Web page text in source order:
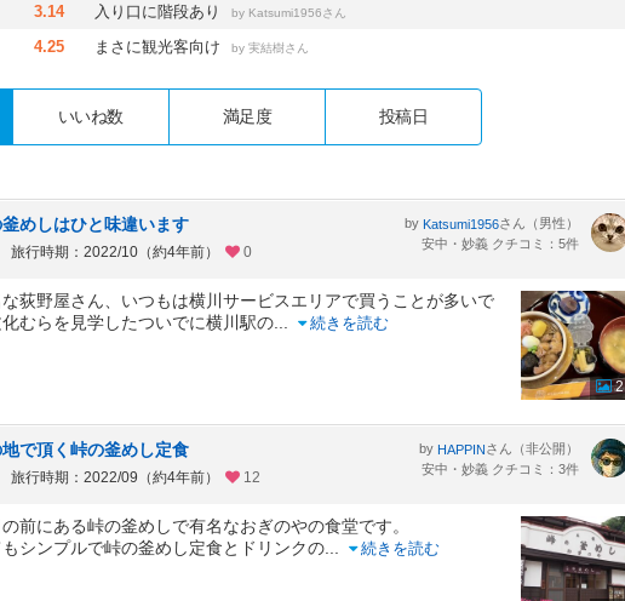
3.14 入り口に階段あり by Katsumi1956さん
4.25 まさに観光客向け by 実結樹さん
いいね数 満足度 投稿日
めしはひと味違います
旅行時期：2022/10（約4年前） 0
by Katsumi1956さん（男性）
安中・妙義 クチコミ：5件
荻野屋さん、いつもは横川サービスエリアで買うことが多いで
むらを見学したついでに横川駅の
続きを読む
2
で頂く峠の釜めし定食
旅行時期：2022/09（約4年前） 12
by HAPPINさん（非公開）
安中・妙義 クチコミ：3件
前にある峠の釜めしで有名なおぎのやの食堂です。
シンプルで峠の釜めし定食とドリンクの
続きを読む